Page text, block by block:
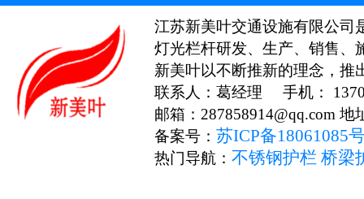
江苏新美叶交通设施有限公司
灯光栏杆研发、生产、销售、
新美叶以不断推新的理念，推
联系人：葛经理 手机：
邮箱：287858914@qq.com
备案号： 苏ICP备18061085
热门导航： 不锈钢护栏 桥梁